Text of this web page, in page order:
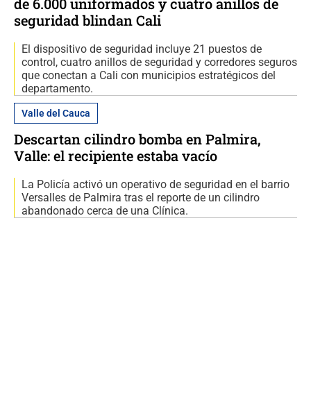
de 6.000 uniformados y cuatro anillos de
seguridad blindan Cali
El dispositivo de seguridad incluye 21 puestos de
control, cuatro anillos de seguridad y corredores seguros
que conectan a Cali con municipios estratégicos del
departamento.
Valle del Cauca
Descartan cilindro bomba en Palmira,
Valle: el recipiente estaba vacío
La Policía activó un operativo de seguridad en el barrio
Versalles de Palmira tras el reporte de un cilindro
abandonado cerca de una Clínica.